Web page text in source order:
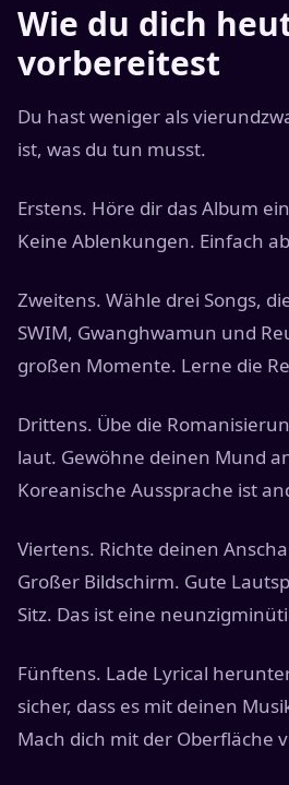
Wie du dich
vorbereitest
Du hast weniger als
ist, was du tun musst.
Erstens. Höre dir das Album
Keine Ablenkungen. Einfach
Zweitens. Wähle drei Songs,
SWIM, Gwanghwamun und
großen Momente. Lerne die
Drittens. Übe die
laut. Gewöhne deinen Mund
Koreanische Aussprache ist
Viertens. Richte deinen
Großer Bildschirm. Gute
Sitz. Das ist eine
Fünftens. Lade Lyrical
sicher, dass es mit deinen
Mach dich mit der Oberfläche